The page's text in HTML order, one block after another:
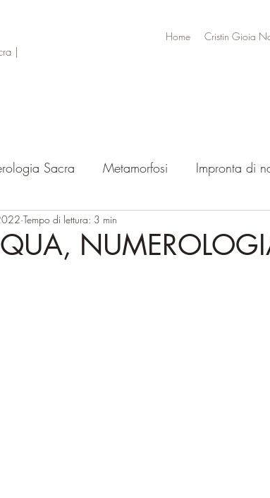
|
Home Cristin Gioia
Sacra Metamorfosi Impronta di
Tempo di lettura: 3 min